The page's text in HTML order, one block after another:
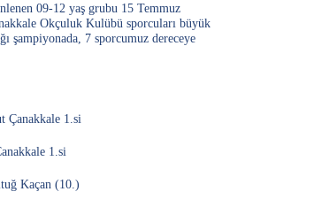
09-12 yaş grubu 15 Temmuz
Okçuluk Kulübü sporcuları büyük
şampiyonada, 7 sporcumuz dereceye
Çanakkale 1.si
1.si
Kaçan (10.)